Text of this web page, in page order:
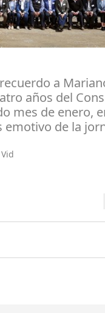
a
años del
mes de enero,
de la
Vid